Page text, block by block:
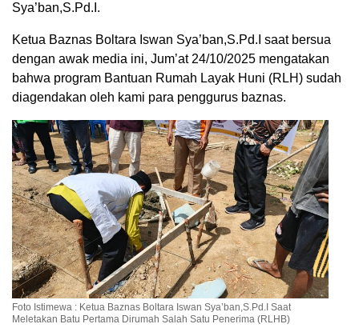
Sya’ban,S.Pd.I.
Ketua Baznas Boltara Iswan Sya’ban,S.Pd.I saat bersua
dengan awak media ini, Jum’at 24/10/2025 mengatakan
bahwa program Bantuan Rumah Layak Huni (RLH) sudah
diagendakan oleh kami para penggurus baznas.
Foto Istimewa : Ketua Baznas Boltara Iswan Sya’ban,S.Pd.I Saat
Meletakan Batu Pertama Dirumah Salah Satu Penerima (RLHB)